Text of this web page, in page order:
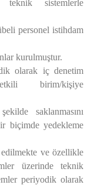
sistemlerle
personel istihdam
kurulmuştur.
olarak iç denetim
birim/kişiye
saklanmasını
biçimde yedekleme
ve özellikle
üzerinde teknik
periyodik olarak